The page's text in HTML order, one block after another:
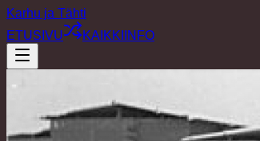
Karhu ja Tähti
ETUSIVU
KAIKKI INFO